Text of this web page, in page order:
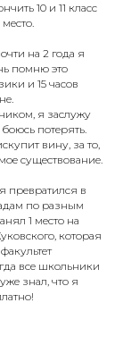
10 и 11 класс
на 2 года я
помню это
и 15 часов
я заслужу
потерять.
вину, за то,
существование.
превратился в
по разным
1 место на
которая
все школьники
знал, что я